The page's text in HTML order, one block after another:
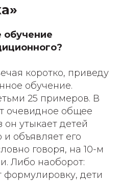
обучение
коротко, приведу
обучение.
25 примеров. В
очевидное общее
утыкает детей
объявляет его
говоря, на 10-м
Либо наоборот:
формулировку, дети